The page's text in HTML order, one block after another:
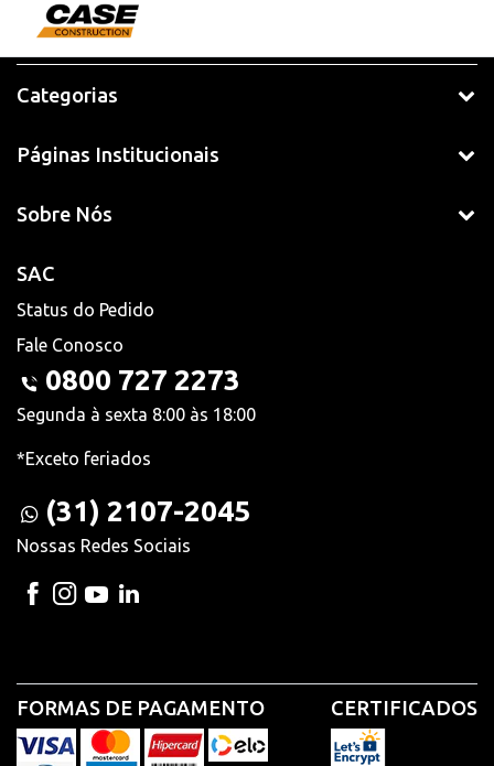
Categorias
Páginas Institucionais
Sobre Nós
SAC
Status do Pedido
Fale Conosco
0800 727 2273
Segunda à sexta 8:00 às 18:00
*Exceto feriados
(31) 2107-2045
Nossas Redes Sociais
FORMAS DE PAGAMENTO CERTIFICADOS